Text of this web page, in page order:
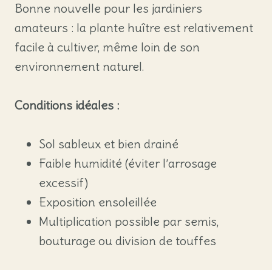
Bonne nouvelle pour les jardiniers
amateurs : la plante huître est relativement
facile à cultiver, même loin de son
environnement naturel.
Conditions idéales :
Sol sableux et bien drainé
Faible humidité (éviter l’arrosage
excessif)
Exposition ensoleillée
Multiplication possible par semis,
bouturage ou division de touffes